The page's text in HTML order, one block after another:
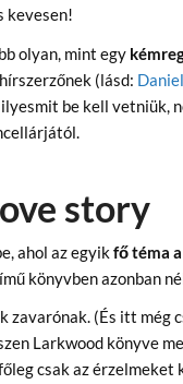
kevesen!
olyan, mint egy
(lásd:
be kell vetniük,
story
ahol az egyikfő téma
könyvben azonban
zavarónak. (És itt még
Larkwood könyve
csak az érzelmeket